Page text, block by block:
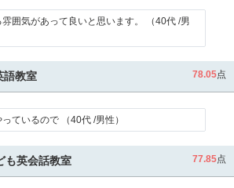
囲気があって良いと思います。 （40代 /男
語教室 78.05点
ているので （40代 /男性）
も英会話教室 77.85点